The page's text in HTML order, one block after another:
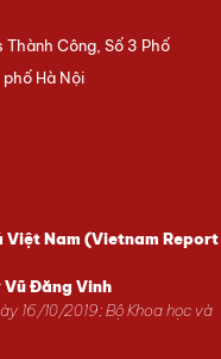
Công, Số 3 Phố
phố Hà Nội
Việt Nam (Vietnam Report
Vũ Đăng Vinh
16/10/2019; Bộ Khoa học và